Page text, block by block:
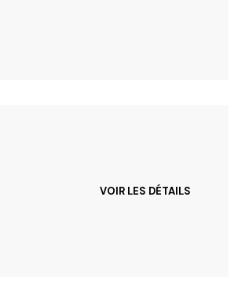
VOIR LES DÉTAILS